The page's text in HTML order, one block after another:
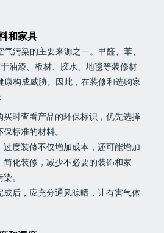
和家具
污染的主要来源之一。甲醛、苯、
油漆、板材、胶水、地毯等装修材
康构成威胁。因此，在装修和选购家
买时查看产品的环保标识，优先选择
标准的材料。
过度装修不仅增加成本，还可能增加
简化装修，减少不必要的装饰和家
。
成后，应充分通风晾晒，让有害气体